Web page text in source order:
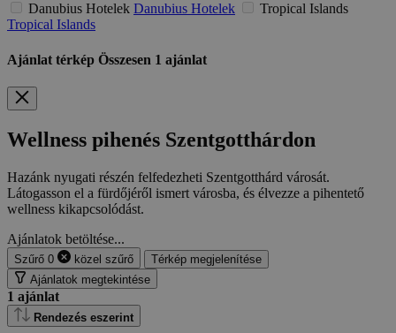
Danubius Hotelek Danubius Hotelek
Tropical Islands
Tropical Islands
Ajánlat térkép Összesen 1 ajánlat
Wellness pihenés Szentgotthárdon
Hazánk nyugati részén felfedezheti Szentgotthárd városát.
Látogasson el a fürdőjéről ismert városba, és élvezze a pihentető
wellness kikapcsolódást.
Ajánlatok betöltése...
Szűrő 0 közel szűrő
Térkép megjelenítése
Ajánlatok megtekintése
1 ajánlat
Rendezés eszerint